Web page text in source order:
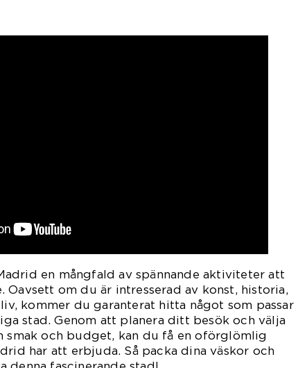
en mångfald av spännande aktiviteter att
Oavsett om du är intresserad av konst, historia,
kommer du garanterat hitta något som passar
stad. Genom att planera ditt besök och välja
smak och budget, kan du få en oförglömlig
har att erbjuda. Så packa dina väskor och